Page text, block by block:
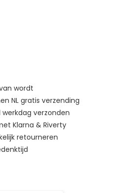
wordt
NL gratis verzending
werkdag verzonden
Klarna & Riverty
retourneren